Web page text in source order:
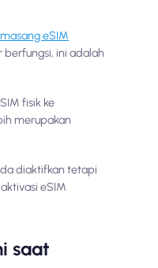
eSIM
ini adalah
fisik ke
merupakan
diaktifkan tetapi
eSIM
saat